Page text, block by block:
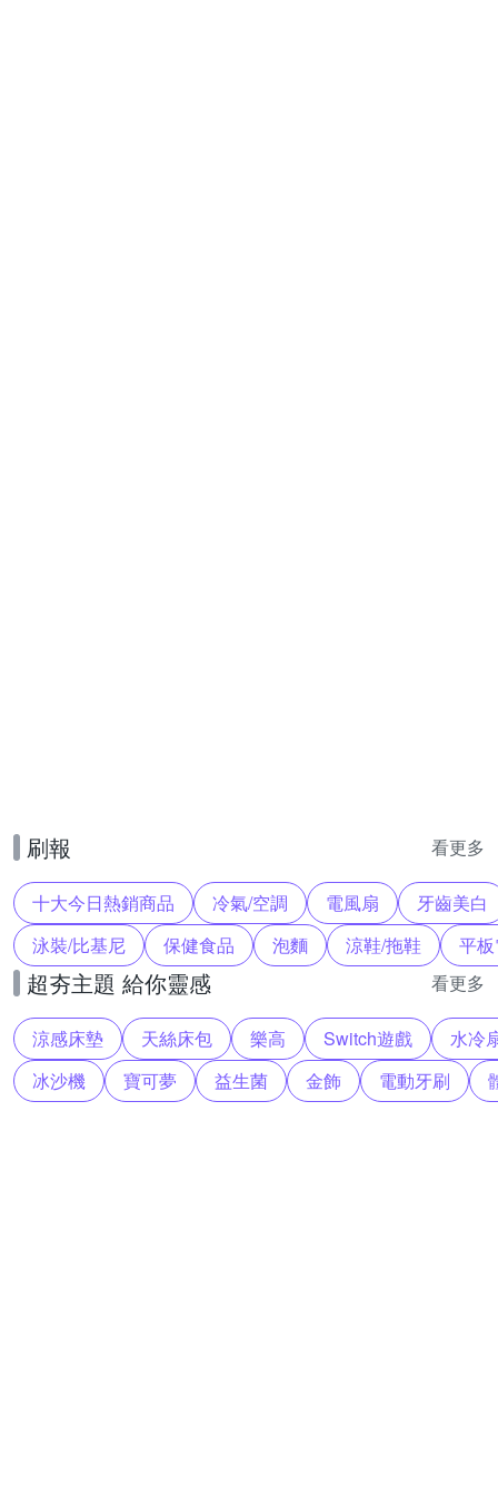
刷報 看更多
十大今日熱銷商品 冷氣/空調 電風扇
牙齒美白
泳裝/比基尼
保健食品 泡麵 涼鞋/拖鞋 平
超夯主題 給你靈感 看更多
涼感床墊 天絲床包 樂高 Switch遊戲
水冷
冰沙機
寶可夢 益生菌 金飾 電動牙刷